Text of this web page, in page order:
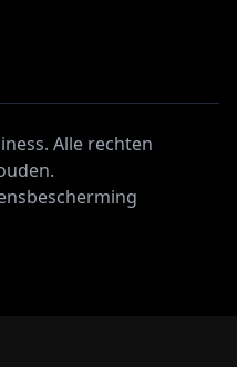
Alle rechten
.